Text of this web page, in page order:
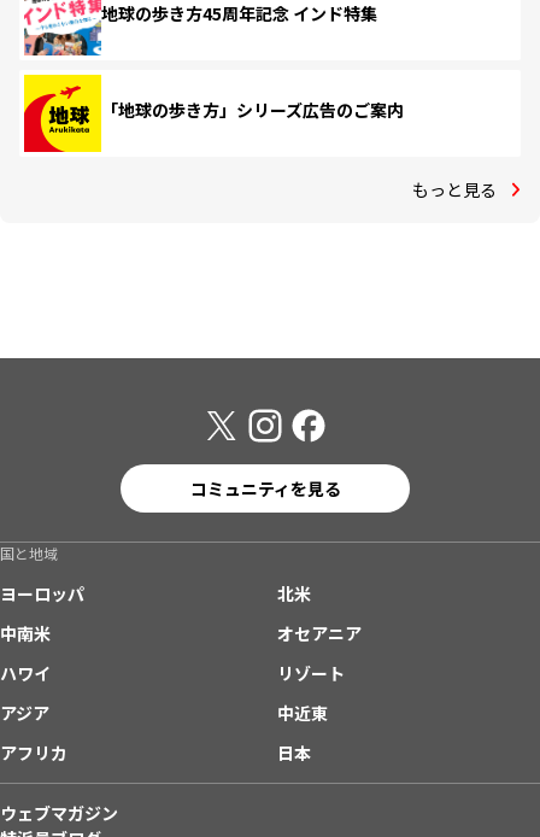
地球の歩き方45周年記念 インド特集
「地球の歩き方」シリーズ広告のご案内
もっと見る
コミュニティを見る
国と地域
ヨーロッパ
北米
中南米
オセアニア
ハワイ
リゾート
アジア
中近東
アフリカ
日本
ウェブマガジン